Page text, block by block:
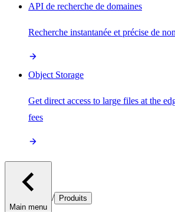
API de recherche de domaines
Recherche instantanée et précise de
Object Storage
Get direct access to large files at the
fees
Main menu
/ Produits